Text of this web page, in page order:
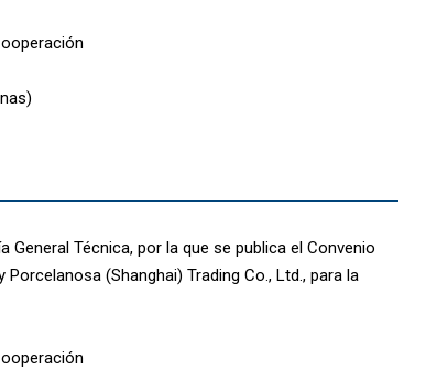
Técnica, por la que se publica el Convenio
(Shanghai) Trading Co., Ltd., para la